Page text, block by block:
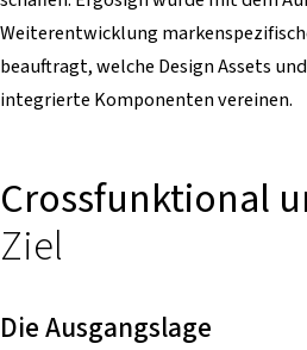
Weiterentwicklung
beauftragt, welche Design Assets
integrierte Komponenten vereinen.
Crossfunktional
Ziel
Die Ausgangslage